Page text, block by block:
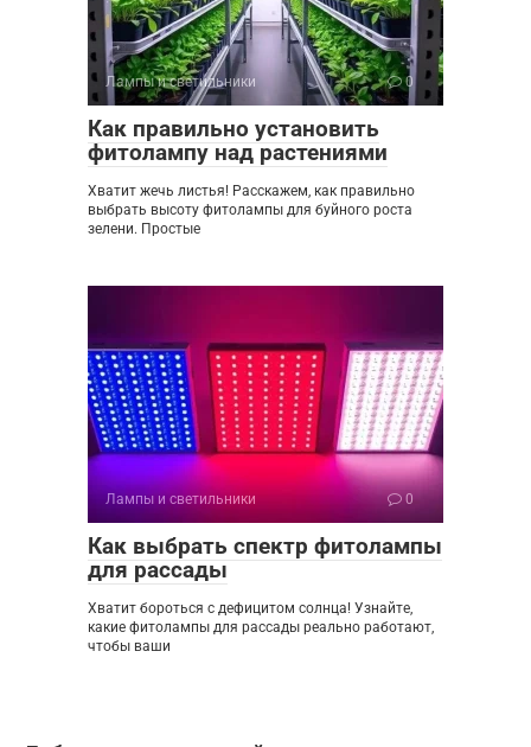
Лампы и светильники 0
Как правильно установить
фитолампу над растениями
Хватит жечь листья! Расскажем, как правильно
выбрать высоту фитолампы для буйного роста
зелени. Простые
Лампы и светильники 0
Как выбрать спектр фитолампы
для рассады
Хватит бороться с дефицитом солнца! Узнайте,
какие фитолампы для рассады реально работают,
чтобы ваши